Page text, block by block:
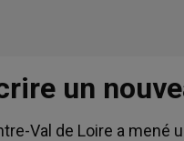
un
Val de Loire a